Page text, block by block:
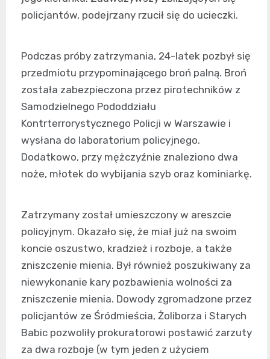
policjantów, podejrzany rzucił się do ucieczki.
Podczas próby zatrzymania, 24-latek pozbył się
przedmiotu przypominającego broń palną. Broń
została zabezpieczona przez pirotechników z
Samodzielnego Pododdziału
Kontrterrorystycznego Policji w Warszawie i
wysłana do laboratorium policyjnego.
Dodatkowo, przy mężczyźnie znaleziono dwa
noże, młotek do wybijania szyb oraz kominiarkę.
Zatrzymany został umieszczony w areszcie
policyjnym. Okazało się, że miał już na swoim
koncie oszustwo, kradzież i rozboje, a także
zniszczenie mienia. Był również poszukiwany za
niewykonanie kary pozbawienia wolności za
zniszczenie mienia. Dowody zgromadzone przez
policjantów ze Śródmieścia, Żoliborza i Starych
Babic pozwoliły prokuratorowi postawić zarzuty
za dwa rozboje (w tym jeden z użyciem